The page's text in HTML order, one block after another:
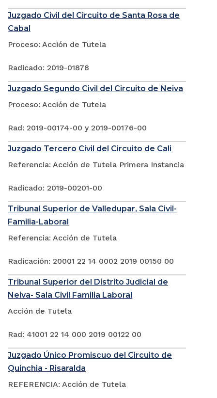
Juzgado Civil del Circuito de Santa Rosa de
Cabal
Proceso: Acción de Tutela
Radicado: 2019-01878
Juzgado Segundo Civil del Circuito de Neiva
Proceso: Acción de Tutela
Rad: 2019-00174-00 y 2019-00176-00
Juzgado Tercero Civil del Circuito de Cali
Referencia: Acción de Tutela Primera Instancia
Radicado: 2019-00201-00
Tribunal Superior de Valledupar, Sala Civil-
Familia-Laboral
Referencia: Acción de Tutela
Radicación: 20001 22 14 0002 2019 00150 00
Tribunal Superior del Distrito Judicial de
Neiva- Sala Civil Familia Laboral
Acción de Tutela
Rad: 41001 22 14 000 2019 00122 00
Juzgado Único Promiscuo del Circuito de
Quinchia - Risaralda
REFERENCIA: Acción de Tutela